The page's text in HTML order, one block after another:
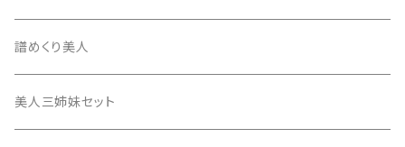
地唄撥
撥滑り止めゴム
ひざゴム・胴ゴム・おひざもと
譜めくり美人
美人三姉妹セット